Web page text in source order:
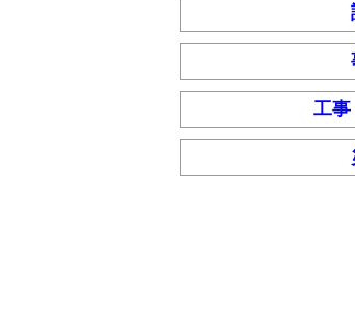
工事